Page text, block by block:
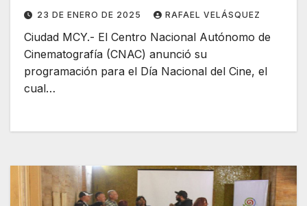
23 DE ENERO DE 2025 RAFAEL VELÁSQUEZ
Ciudad MCY.- El Centro Nacional Autónomo de
Cinematografía (CNAC) anunció su
programación para el Día Nacional del Cine, el
cual…